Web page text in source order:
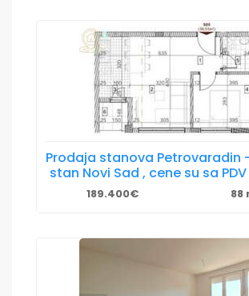
Prodaja stanova Petrovaradin
stan Novi Sad , cene su sa PDV
189.400€ 88